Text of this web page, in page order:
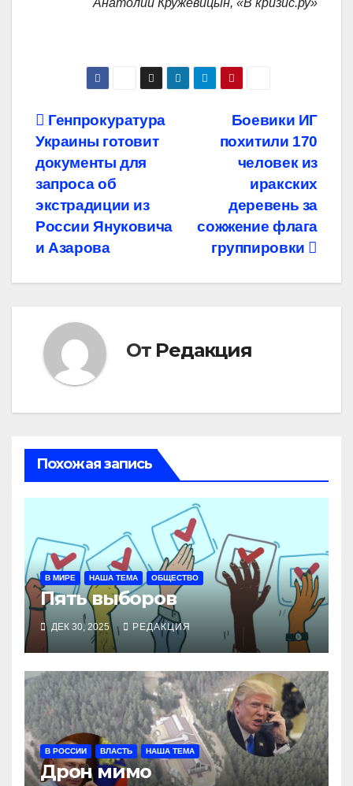
Навигация
по
записям
Боевики ИГ
похитили 170
человек из
иракских
деревень за
сожжение флага
группировки
Генпрокуратура
Украины готовит
документы для
запроса об
экстрадиции из
России Януковича
и Азарова
От Редакция
Похожая запись
В МИРЕ НАША ТЕМА ОБЩЕСТВО
Пять выборов
ДЕК 30, 2025 РЕДАКЦИЯ
В РОССИИ ВЛАСТЬ НАША ТЕМА
Дрон мимо